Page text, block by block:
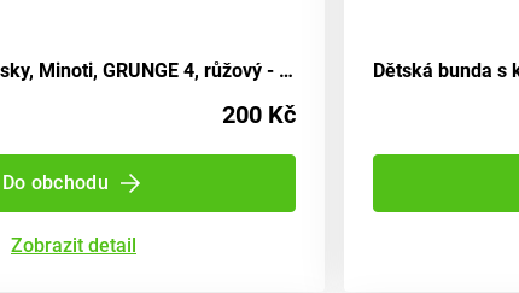
Dívčí pulovr s fousky, Minoti, GRUNGE 4, růžový - velikost 152/158 | pro věk 12/13 let
200 Kč
Do obchodu
Zobrazit detail